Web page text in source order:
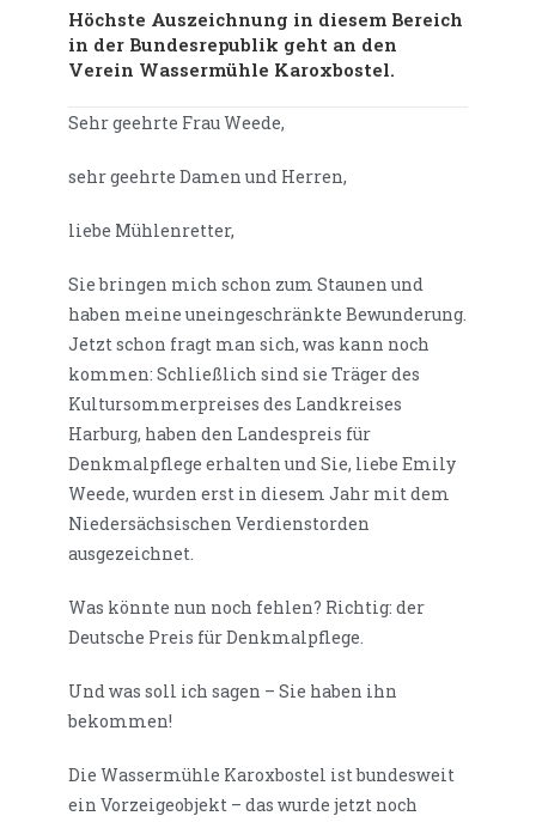
Höchste Auszeichnung in diesem Bereich
in der Bundesrepublik geht an den
Verein Wassermühle Karoxbostel.
Sehr geehrte Frau Weede,
sehr geehrte Damen und Herren,
liebe Mühlenretter,
Sie bringen mich schon zum Staunen und
haben meine uneingeschränkte Bewunderung.
Jetzt schon fragt man sich, was kann noch
kommen: Schließlich sind sie Träger des
Kultursommerpreises des Landkreises
Harburg, haben den Landespreis für
Denkmalpflege erhalten und Sie, liebe Emily
Weede, wurden erst in diesem Jahr mit dem
Niedersächsischen Verdienstorden
ausgezeichnet.
Was könnte nun noch fehlen? Richtig: der
Deutsche Preis für Denkmalpflege.
Und was soll ich sagen – Sie haben ihn
bekommen!
Die Wassermühle Karoxbostel ist bundesweit
ein Vorzeigeobjekt – das wurde jetzt noch